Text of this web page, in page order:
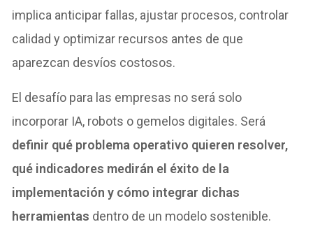
implica anticipar fallas, ajustar procesos, controlar
calidad y optimizar recursos antes de que
aparezcan desvíos costosos.
El desafío para las empresas no será solo
incorporar IA, robots o gemelos digitales. Será
definir qué problema operativo quieren resolver,
qué indicadores medirán el éxito de la
implementación y cómo integrar dichas
herramientas dentro de un modelo sostenible.